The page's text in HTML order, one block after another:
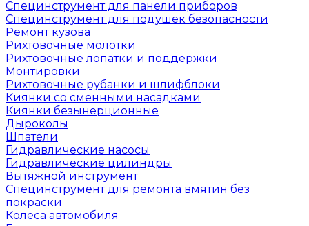
Специнструмент для панели приборов
Специнструмент для подушек безопасности
Ремонт кузова
Рихтовочные молотки
Рихтовочные лопатки и поддержки
Монтировки
Рихтовочные рубанки и шлифблоки
Киянки со сменными насадками
Киянки безынерционные
Дыроколы
Шпатели
Гидравлические насосы
Гидравлические цилиндры
Вытяжной инструмент
Специнструмент для ремонта вмятин без
покраски
Колеса автомобиля